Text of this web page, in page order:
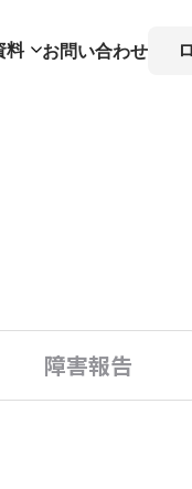
料 お問い合わせ
障害報告